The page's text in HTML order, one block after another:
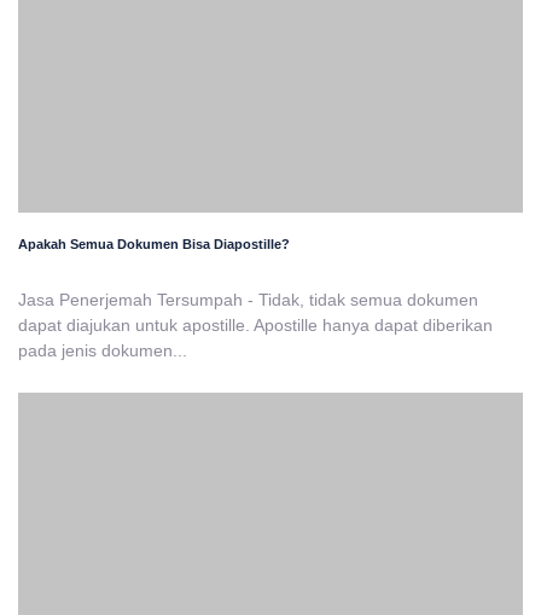
Apakah Semua Dokumen Bisa Diapostille?
Jasa Penerjemah Tersumpah - Tidak, tidak semua dokumen
dapat diajukan untuk apostille. Apostille hanya dapat diberikan
pada jenis dokumen...